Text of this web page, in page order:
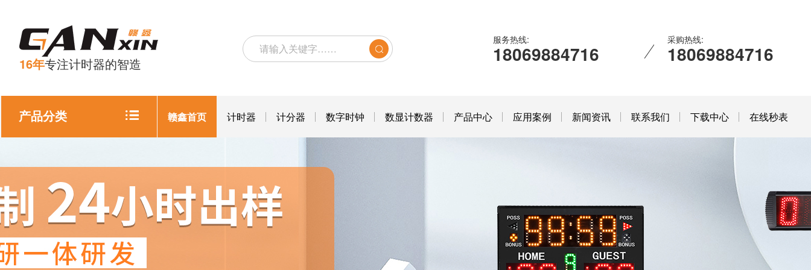
16年专注计时器的智造
服务热线:
18069884716
采购热线:
18069884716
产品分类 赣鑫首页 计时器 计分器 数字时钟 数显计数器 产品中心 应用案例 新闻资讯 联系我们 下载中心 在线秒表